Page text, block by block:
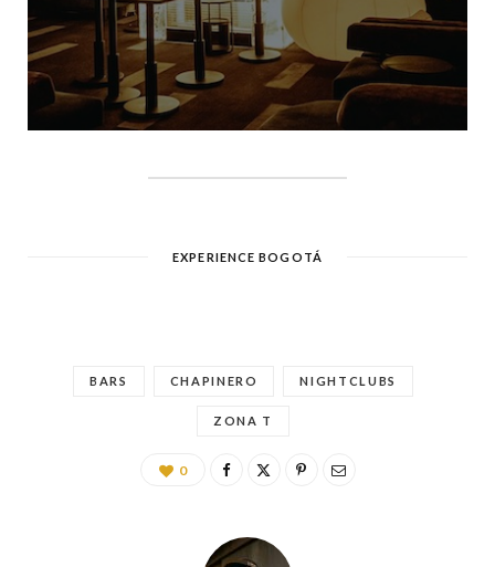
EXPERIENCE BOGOTÁ
BARS CHAPINERO NIGHTCLUBS
ZONA T
0